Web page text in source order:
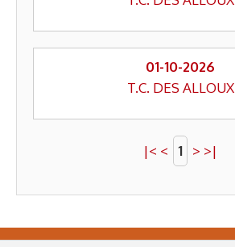
01-10-2026
T.C. DES ALLOUX
|< < 1 > >|